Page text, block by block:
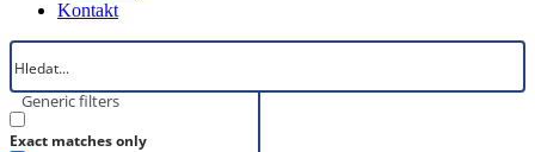
Kontakt
Generic filters
Exact matches only